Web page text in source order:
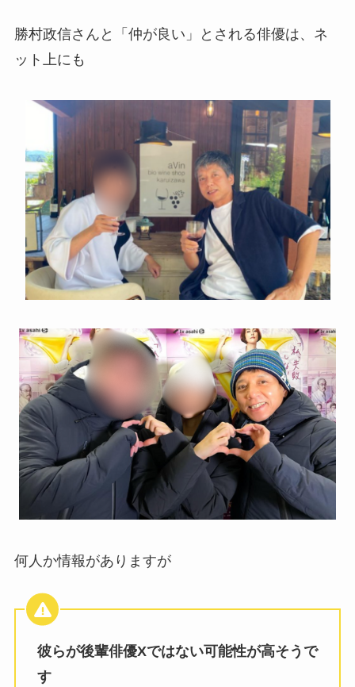
勝村政信さんと「仲が良い」とされる俳優は、ネ
ット上にも
何人か情報がありますが
彼らが後輩俳優Xではない可能性が高そうで
す